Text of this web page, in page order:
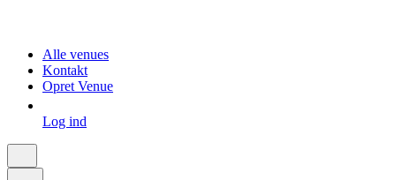
Alle venues
Kontakt
Opret Venue
Log ind